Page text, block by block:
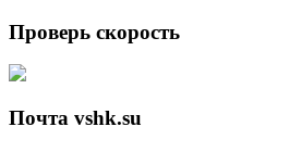
Проверь скорость
Почта vshk.su